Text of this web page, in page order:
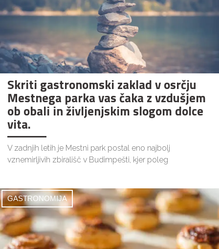
Skriti gastronomski zaklad v osrčju
Mestnega parka vas čaka z vzdušjem
ob obali in življenjskim slogom dolce
vita.
V zadnjih letih je Mestni park postal eno najbolj
vznemirljivih zbirališč v Budimpešti, kjer poleg
GASTRONOMIJA